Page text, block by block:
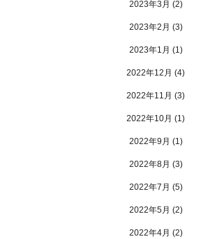
2023年3月 (2)
2023年2月 (3)
2023年1月 (1)
2022年12月 (4)
2022年11月 (3)
2022年10月 (1)
2022年9月 (1)
2022年8月 (3)
2022年7月 (5)
2022年5月 (2)
2022年4月 (2)